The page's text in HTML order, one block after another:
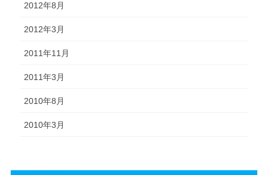
2012年8月
2012年3月
2011年11月
2011年3月
2010年8月
2010年3月